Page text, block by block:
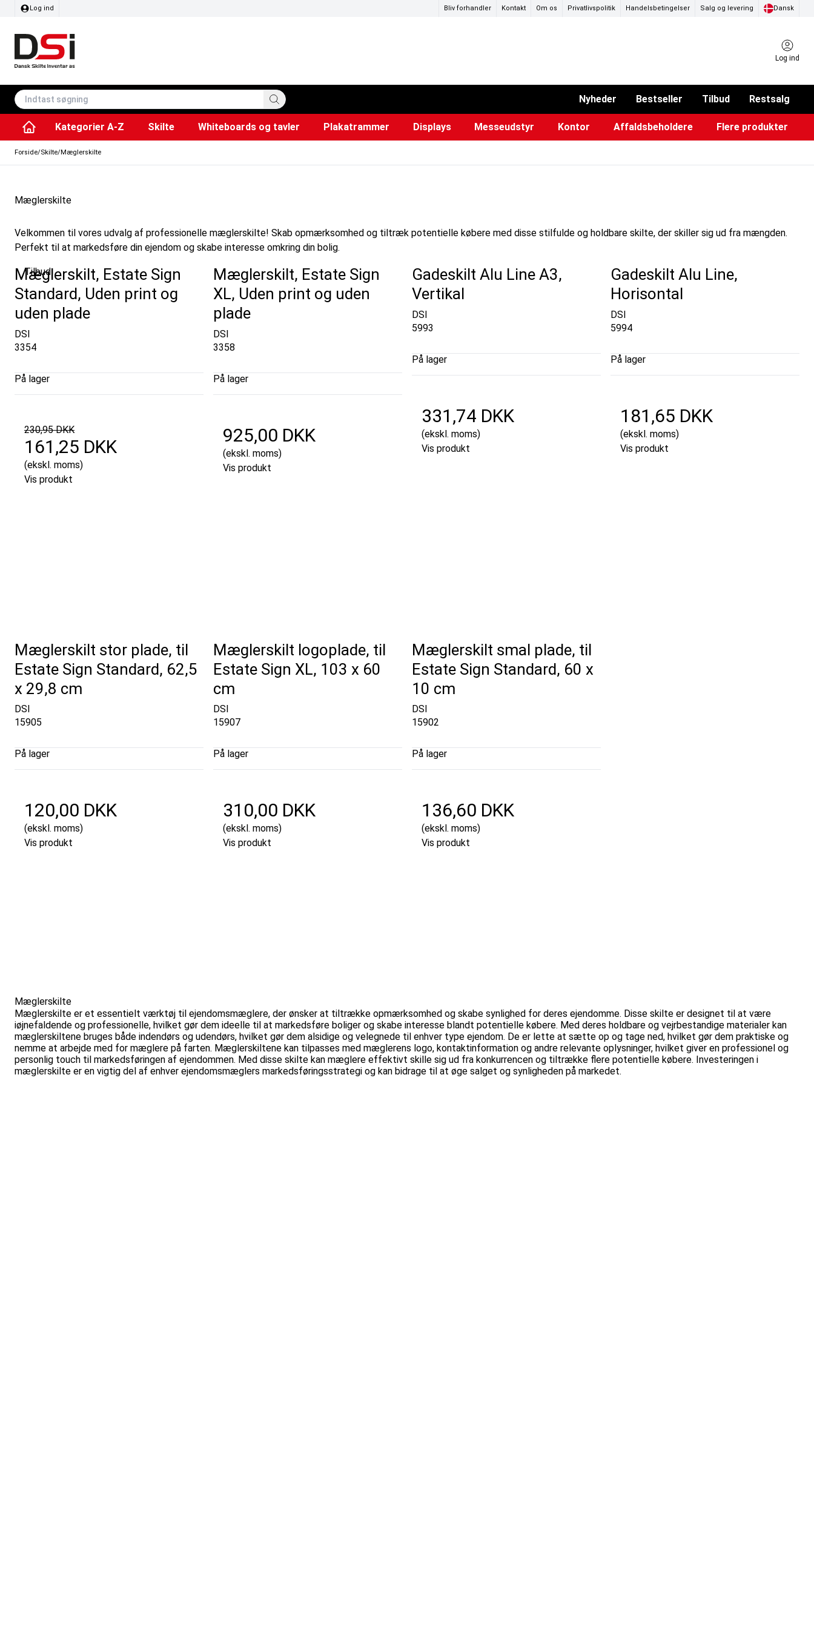
Log ind Bliv forhandler Kontakt Om os Privatlivspolitik Handelsbetingelser Salg og levering Dansk
Log ind
Nyheder Bestseller Tilbud Restsalg
Kategorier A-Z Skilte Whiteboards og tavler Plakatrammer Displays Messeudstyr Kontor Affaldsbeholdere Flere produkter
Forside/Skilte/Mæglerskilte
Mæglerskilte
Velkommen til vores udvalg af professionelle mæglerskilte! Skab opmærksomhed og tiltræk potentielle købere med disse stilfulde og holdbare skilte, der skiller sig ud fra mængden.
Perfekt til at markedsføre din ejendom og skabe interesse omkring din bolig.
Tilbud
Mæglerskilt, Estate Sign
Standard, Uden print og
uden plade
DSI
3354
På lager
230,95 DKK
161,25 DKK
(ekskl. moms)
Vis produkt
Mæglerskilt, Estate Sign
XL, Uden print og uden
plade
DSI
3358
På lager
925,00 DKK
(ekskl. moms)
Vis produkt
Gadeskilt Alu Line A3,
Vertikal
DSI
5993
På lager
331,74 DKK
(ekskl. moms)
Vis produkt
Gadeskilt Alu Line,
Horisontal
DSI
5994
På lager
181,65 DKK
(ekskl. moms)
Vis produkt
Mæglerskilt stor plade, til
Estate Sign Standard, 62,5
x 29,8 cm
DSI
15905
På lager
120,00 DKK
(ekskl. moms)
Vis produkt
Mæglerskilt logoplade, til
Estate Sign XL, 103 x 60
cm
DSI
15907
På lager
310,00 DKK
(ekskl. moms)
Vis produkt
Mæglerskilt smal plade, til
Estate Sign Standard, 60 x
10 cm
DSI
15902
På lager
136,60 DKK
(ekskl. moms)
Vis produkt
Mæglerskilte
Mæglerskilte er et essentielt værktøj til ejendomsmæglere, der ønsker at tiltrække opmærksomhed og skabe synlighed for deres ejendomme. Disse skilte er designet til at være
iøjnefaldende og professionelle, hvilket gør dem ideelle til at markedsføre boliger og skabe interesse blandt potentielle købere. Med deres holdbare og vejrbestandige materialer kan
mæglerskiltene bruges både indendørs og udendørs, hvilket gør dem alsidige og velegnede til enhver type ejendom. De er lette at sætte op og tage ned, hvilket gør dem praktiske og
nemme at arbejde med for mæglere på farten. Mæglerskiltene kan tilpasses med mæglerens logo, kontaktinformation og andre relevante oplysninger, hvilket giver en professionel og
personlig touch til markedsføringen af ejendommen. Med disse skilte kan mæglere effektivt skille sig ud fra konkurrencen og tiltrække flere potentielle købere. Investeringen i
mæglerskilte er en vigtig del af enhver ejendomsmæglers markedsføringsstrategi og kan bidrage til at øge salget og synligheden på markedet.